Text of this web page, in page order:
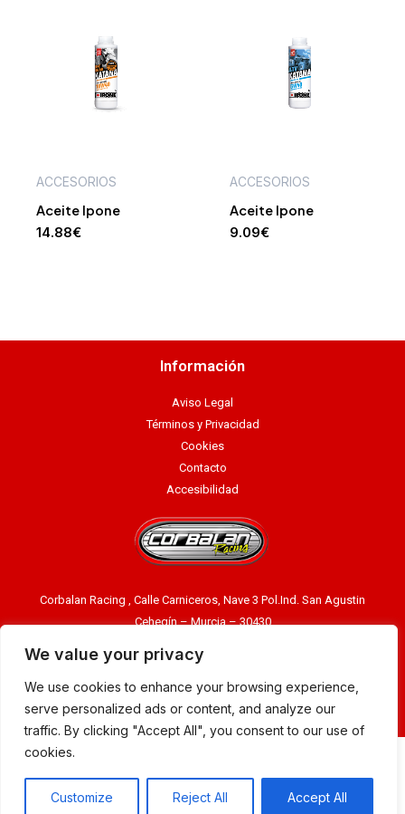
We value your privacy
We use cookies to enhance your browsing experience,
serve personalized ads or content, and analyze our
traffic. By clicking "Accept All", you consent to our use of
cookies.
Customize Reject All Accept All
ACCESORIOS
Aceite Ipone
14.88€
ACCESORIOS
Aceite Ipone
9.09€
Información
Aviso Legal
Términos y Privacidad
Cookies
Contacto
Accesibilidad
Corbalan Racing , Calle Carniceros, Nave 3 Pol.Ind. San Agustin
Cehegín – Murcia – 30430
Email:info@corbalanracing.com
Corbalan Racing ® 2023 |> Diseño:Manager-Community
PROGRAMA KIT DIGITAL, COFINANCIADO POR LOS FONDOS EUROPEOS NEXT